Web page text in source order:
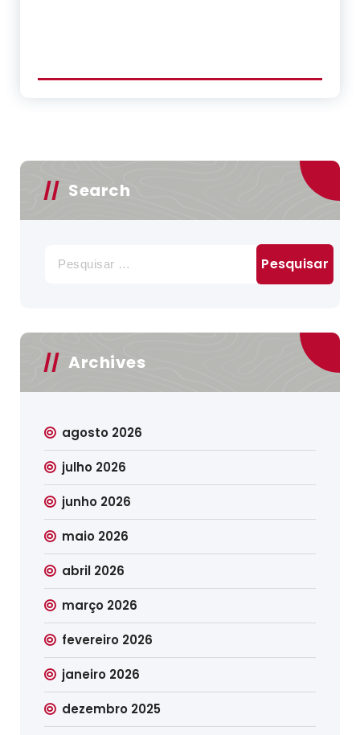
Search
por:
Archives
agosto 2026
julho 2026
junho 2026
maio 2026
abril 2026
março 2026
fevereiro 2026
janeiro 2026
dezembro 2025